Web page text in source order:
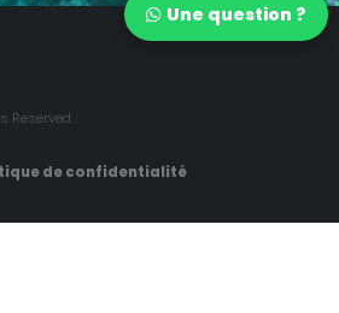
Une question ?
Reserved.
de confidentialité